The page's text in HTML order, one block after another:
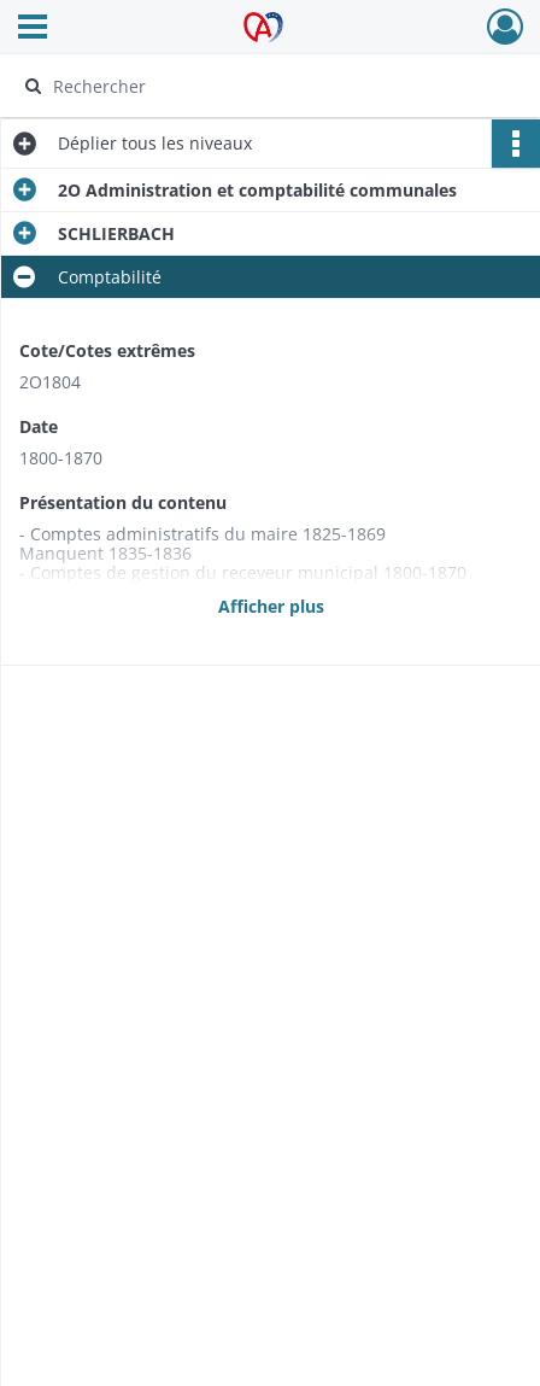
Archives Alsace - Colmar
Ouvrir le menu déroulant
Déplier tous les niveaux
2O Administration et comptabilité communales
SCHLIERBACH
Comptabilité
Cote/Cotes extrêmes
2O1804
Date
1800-1870
Présentation du contenu
- Comptes administratifs du maire 1825-1869
Manquent 1835-1836
- Comptes de gestion du receveur municipal 1800-1870
Afficher plus